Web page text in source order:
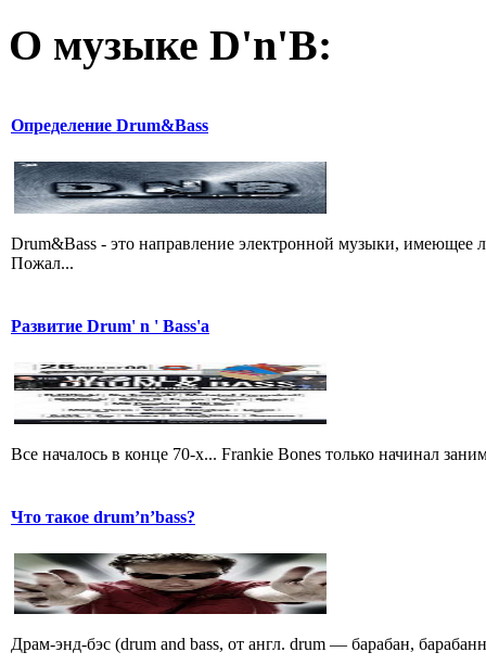
О музыке D'n'B:
Определение Drum&Bass
Drum&Bass - это направление электронной музыки,
Пожал...
Развитие Drum' n ' Bass'a
Все началось в конце 70-х... Frankie Bones только начинал
Что такое drum’n’bass?
Драм-энд-бэс (drum and bass, от англ. drum — барабан,